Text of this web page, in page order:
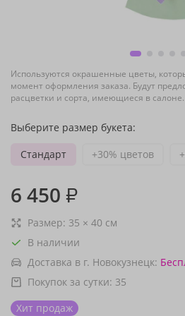
Используются окрашенные цветы,
момент оформления заказа. Будут
расцветки и сорта, имеющиеся в салоне.
Выберите размер букета:
Стандарт
+30% цветов
6 450 ₽
Размер: 35 × 40 см
В наличии
Доставка в г. Новокузнецк:
Покупок за сутки: 35
Хит продаж